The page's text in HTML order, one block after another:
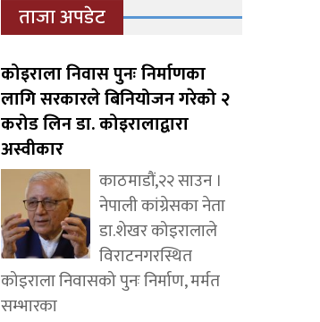
ताजा अपडेट
कोइराला निवास पुनः निर्माणका
लागि सरकारले बिनियोजन गरेको २
करोड लिन डा. कोइरालाद्वारा
अस्वीकार
काठमाडौं,२२ साउन ।
नेपाली कांग्रेसका नेता
डा.शेखर कोइरालाले
विराटनगरस्थित
कोइराला निवासको पुनः निर्माण, मर्मत
सम्भारका